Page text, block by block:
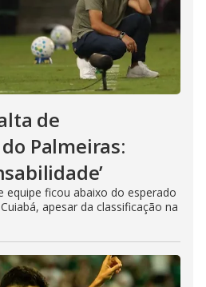
de
Palmeiras:
equipe ficou abaixo do esperado
apesar da classificação na